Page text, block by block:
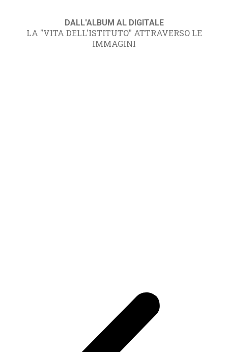
DALL'ALBUM AL DIGITALE
LA "VITA DELL'ISTITUTO" ATTRAVERSO LE
IMMAGINI